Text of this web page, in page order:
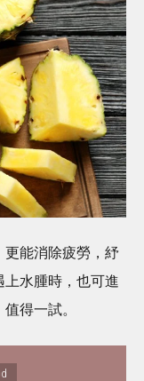
更能消除疲勞，紓
水腫時，也可進
得一試。